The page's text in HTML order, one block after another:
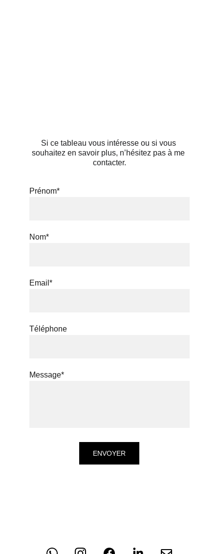
Prénom*
Nom*
Email*
Téléphone
Message*
ENVOYER
Si ce tableau vous intéresse ou si vous
souhaitez en savoir plus, n’hésitez pas à me
contacter.